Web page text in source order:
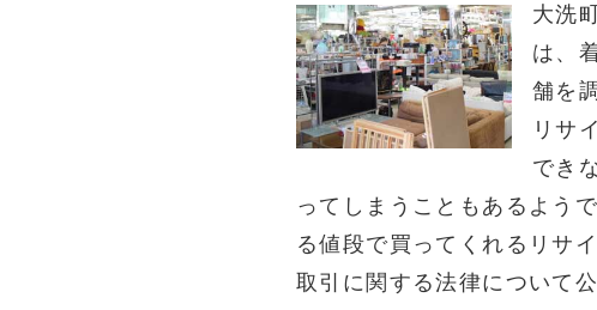
大洗
は、
舗を
リサ
でき
ってしまうこともあるよう
る値段で買ってくれるリサ
取引に関する法律について